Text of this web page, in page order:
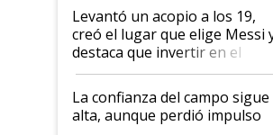
Levantó un acopio a los 19,
creó el lugar que elige Messi
destaca que invertir en el
kirchnerismo era como "darle
plata a un hijo para droga":
Juan Félix Rossetti, el libertario
que de una dura crisis salió
La confianza del campo sigue
alta, aunque perdió impulso